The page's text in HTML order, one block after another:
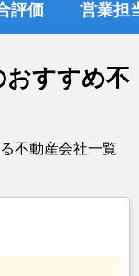
評価 営業担
おすすめ不
不動産会社一覧